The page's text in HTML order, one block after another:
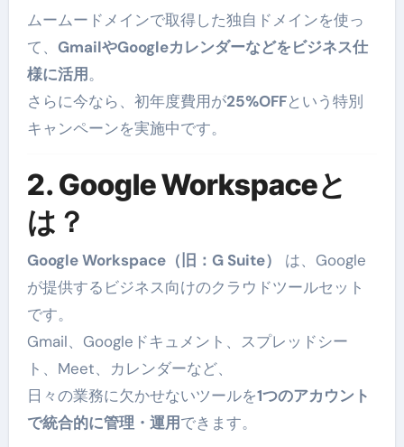
ムームードメインで取得した独自ドメインを使っ
て、 GmailやGoogleカレンダーなどをビジネス仕
様に活用。
さらに今なら、初年度費用が25%OFFという特別
キャンペーンを実施中です。
2. Google Workspaceと
は？
Google Workspace（旧：G Suite）
は、Google
が提供するビジネス向けのクラウドツールセット
です。
Gmail、Googleドキュメント、スプレッドシー
ト、Meet、カレンダーなど、
日々の業務に欠かせないツールを1つのアカウント
で統合的に管理・運用できます。